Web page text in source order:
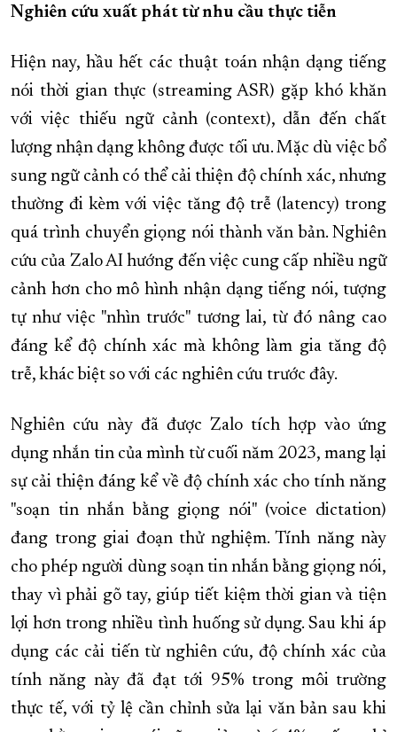
Nghiên cứu xuất phát từ nhu cầu thực tiễn
Hiện nay, hầu hết các thuật toán nhận dạng tiếng
nói thời gian thực (streaming ASR) gặp khó khăn
với việc thiếu ngữ cảnh (context), dẫn đến chất
lượng nhận dạng không được tối ưu. Mặc dù việc bổ
sung ngữ cảnh có thể cải thiện độ chính xác, nhưng
thường đi kèm với việc tăng độ trễ (latency) trong
quá trình chuyển giọng nói thành văn bản. Nghiên
cứu của Zalo AI hướng đến việc cung cấp nhiều ngữ
cảnh hơn cho mô hình nhận dạng tiếng nói, tượng
tự như việc "nhìn trước" tương lai, từ đó nâng cao
đáng kể độ chính xác mà không làm gia tăng độ
trễ, khác biệt so với các nghiên cứu trước đây.
Nghiên cứu này đã được Zalo tích hợp vào ứng
dụng nhắn tin của mình từ cuối năm 2023, mang lại
sự cải thiện đáng kể về độ chính xác cho tính năng
"soạn tin nhắn bằng giọng nói" (voice dictation)
đang trong giai đoạn thử nghiệm. Tính năng này
cho phép người dùng soạn tin nhắn bằng giọng nói,
thay vì phải gõ tay, giúp tiết kiệm thời gian và tiện
lợi hơn trong nhiều tình huống sử dụng. Sau khi áp
dụng các cải tiến từ nghiên cứu, độ chính xác của
tính năng này đã đạt tới 95% trong môi trường
thực tế, với tỷ lệ cần chỉnh sửa lại văn bản sau khi